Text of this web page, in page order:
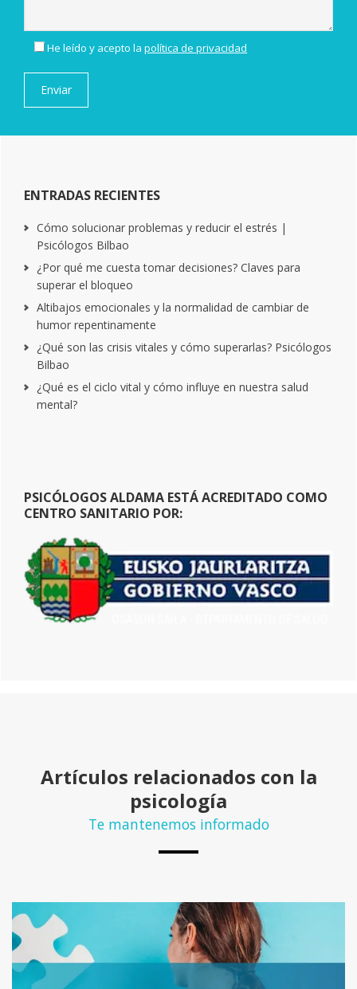
He leído y acepto lapolítica de privacidad
ENTRADAS RECIENTES
Cómo solucionar problemas y reducir el estrés |
Psicólogos Bilbao
¿Por qué me cuesta tomar decisiones? Claves para
superar el bloqueo
Altibajos emocionales y la normalidad de cambiar de
humor repentinamente
¿Qué son las crisis vitales y cómo superarlas? Psicólogos
Bilbao
¿Qué es el ciclo vital y cómo influye en nuestra salud
mental?
PSICÓLOGOS ALDAMA ESTÁ ACREDITADO COMO
CENTRO SANITARIO POR:
Artículos relacionados con la
psicología
Te mantenemos informado